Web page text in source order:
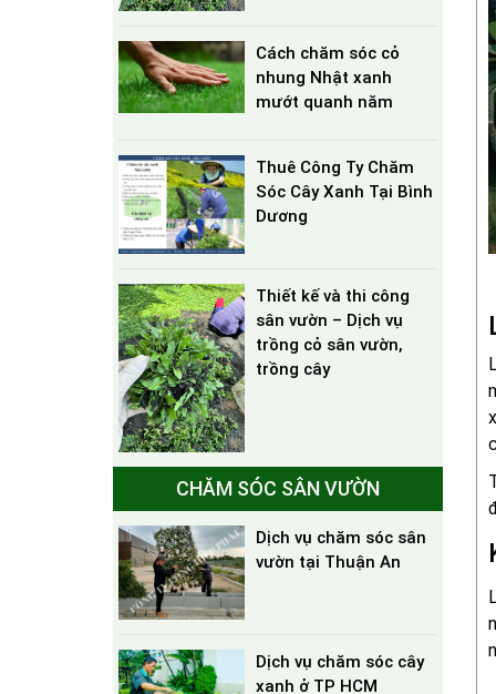
Cách chăm sóc cỏ
nhung Nhật xanh
mướt quanh năm
Thuê Công Ty Chăm
Sóc Cây Xanh Tại Bình
Dương
Thiết kế và thi công
sân vườn – Dịch vụ
trồng cỏ sân vườn,
trồng cây
CHĂM SÓC SÂN VƯỜN
Dịch vụ chăm sóc sân
vườn tại Thuận An
Dịch vụ chăm sóc cây
xanh ở TP HCM